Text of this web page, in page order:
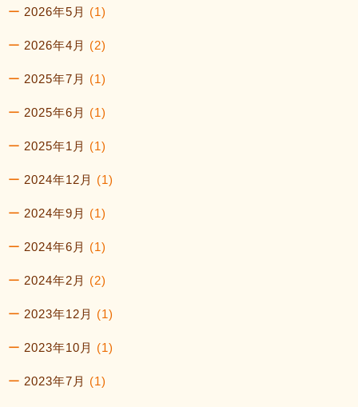
2026年5月 (1)
2026年4月 (2)
2025年7月 (1)
2025年6月 (1)
2025年1月 (1)
2024年12月 (1)
2024年9月 (1)
2024年6月 (1)
2024年2月 (2)
2023年12月 (1)
2023年10月 (1)
2023年7月 (1)